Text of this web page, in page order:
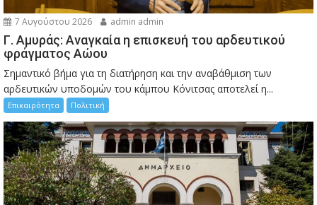
7 Αυγούστου 2026 admin admin
Γ. Αμυράς: Αναγκαία η επισκευή του αρδευτικού
φράγματος Αώου
Σημαντικό βήμα για τη διατήρηση και την αναβάθμιση των
αρδευτικών υποδομών του κάμπου Κόνιτσας αποτελεί η...
Επικαιρότητα Πολιτική